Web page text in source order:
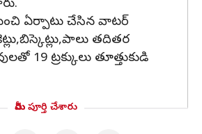
ఏర్పాటు చేసిన వాటర్
తదితర
19 ట్రక్కులు తూత్తుకుడి
మీరు పూర్తి చేశారు